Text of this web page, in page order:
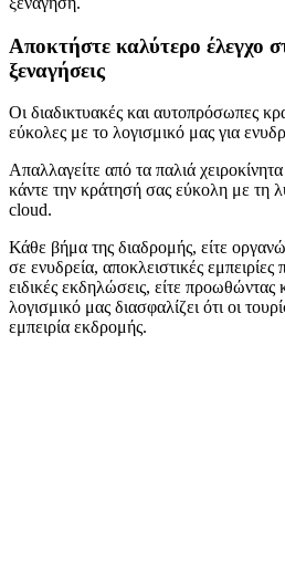
Αποκτήστε καλύτερο έλεγχο
ξεναγήσεις
Οι διαδικτυακές και αυτοπρόσωπες
εύκολες με το λογισμικό μας για
Απαλλαγείτε από τα παλιά
κάντε την κράτησή σας εύκολη με τη
cloud.
Κάθε βήμα της διαδρομής, είτε
σε ενυδρεία, αποκλειστικές εμπειρίες
ειδικές εκδηλώσεις, είτε προωθώντας
λογισμικό μας διασφαλίζει ότι οι
εμπειρία εκδρομής.